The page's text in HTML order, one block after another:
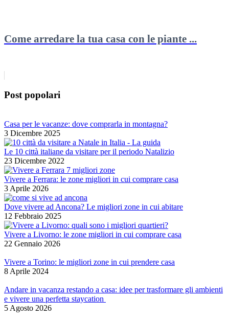
Come arredare la tua casa con le piante ...
Post popolari
Casa per le vacanze: dove comprarla in montagna?
3 Dicembre 2025
Le 10 città italiane da visitare per il periodo Natalizio
23 Dicembre 2022
Vivere a Ferrara: le zone migliori in cui comprare casa
3 Aprile 2026
Dove vivere ad Ancona? Le migliori zone in cui abitare
12 Febbraio 2025
Vivere a Livorno: le zone migliori in cui comprare casa
22 Gennaio 2026
Vivere a Torino: le migliori zone in cui prendere casa
8 Aprile 2024
Andare in vacanza restando a casa: idee per trasformare gli ambienti
e vivere una perfetta staycation
5 Agosto 2026